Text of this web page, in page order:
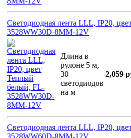
Светодиодная лента LLL, IP20,
3528WW30D-8MM-12V
Длина в
рулоне 5 м,
30
светодиодов
на м
2,059
Светодиодная лента LLL, IP20,
3528WW60D-8MM-12V